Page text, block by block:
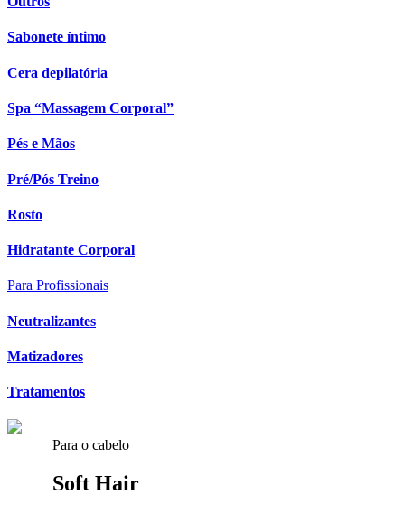
Sabonete íntimo
Cera depilatória
Spa “Massagem Corporal”
Pés e Mãos
Pré/Pós Treino
Rosto
Hidratante Corporal
Para Profissionais
Neutralizantes
Matizadores
Tratamentos
Para o cabelo
Soft Hair